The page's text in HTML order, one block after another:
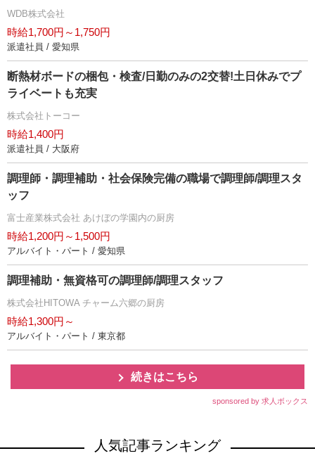
WDB株式会社
時給1,700円～1,750円
派遣社員 / 愛知県
断熱材ボードの梱包・検査/日勤のみの2交替!土日休みでプ
ライベートも充実
株式会社トーコー
時給1,400円
派遣社員 / 大阪府
調理師・調理補助・社会保険完備の職場で調理師/調理スタ
ッフ
富士産業株式会社 あけぼの学園内の厨房
時給1,200円～1,500円
アルバイト・パート / 愛知県
調理補助・無資格可の調理師/調理スタッフ
株式会社HITOWA チャーム六郷の厨房
時給1,300円～
アルバイト・パート / 東京都
続きはこちら
sponsored by 求人ボックス
人気記事ランキング